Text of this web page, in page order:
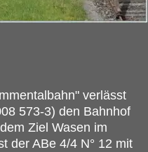
verlässt
573-3) den Bahnhof
Ziel Wasen im
der ABe 4/4 N° 12 mit